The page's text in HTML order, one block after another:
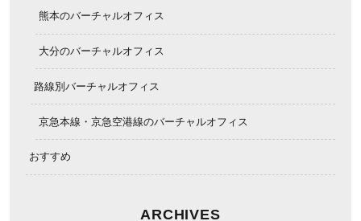
熊本のバーチャルオフィス
大分のバーチャルオフィス
路線別バーチャルオフィス
京急本線・京急空港線のバーチャルオフィス
おすすめ
ARCHIVES